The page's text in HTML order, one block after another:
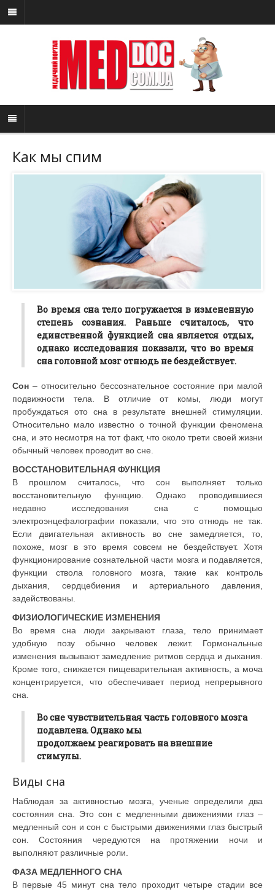
Как мы спим
Во время сна тело погружается в измененную
степень сознания. Раньше считалось, что
единственной функцией сна является отдых,
однако исследования показали, что во время
сна головной мозг отнюдь не бездействует.
Сон – относительно бессознательное состояние при малой
подвижности тела. В отличие от комы, люди могут
пробуждаться ото сна в результате внешней стимуляции.
Относительно мало известно о точной функции феномена
сна, и это несмотря на тот факт, что около трети своей жизни
обычный человек проводит во сне.
ВОССТАНОВИТЕЛЬНАЯ ФУНКЦИЯ
В прошлом считалось, что сон выполняет только
восстановительную функцию. Однако проводившиеся
недавно исследования сна с помощью
электроэнцефалографии показали, что это отнюдь не так.
Если двигательная активность во сне замедляется, то,
похоже, мозг в это время совсем не бездействует. Хотя
функционирование сознательной части мозга и подавляется,
функции ствола головного мозга, такие как контроль
дыхания, сердцебиения и артериального давления,
задействованы.
ФИЗИОЛОГИЧЕСКИЕ ИЗМЕНЕНИЯ
Во время сна люди закрывают глаза, тело принимает
удобную позу обычно человек лежит. Гормональные
изменения вызывают замедление ритмов сердца и дыхания.
Кроме того, снижается пищеварительная активность, а моча
концентрируется, что обеспечивает период непрерывного
сна.
Во сне чувствительная часть головного мозга
подавлена. Однако мы
продолжаем реагировать на внешние
стимулы.
Виды сна
Наблюдая за активностью мозга, ученые определили два
состояния сна. Это сон с медленными движениями глаз –
медленный сон и сон с быстрыми движениями глаз быстрый
сон. Состояния чередуются на протяжении ночи и
выполняют различные роли.
ФАЗА МЕДЛЕННОГО СНА
В первые 45 минут сна тело проходит четыре стадии все